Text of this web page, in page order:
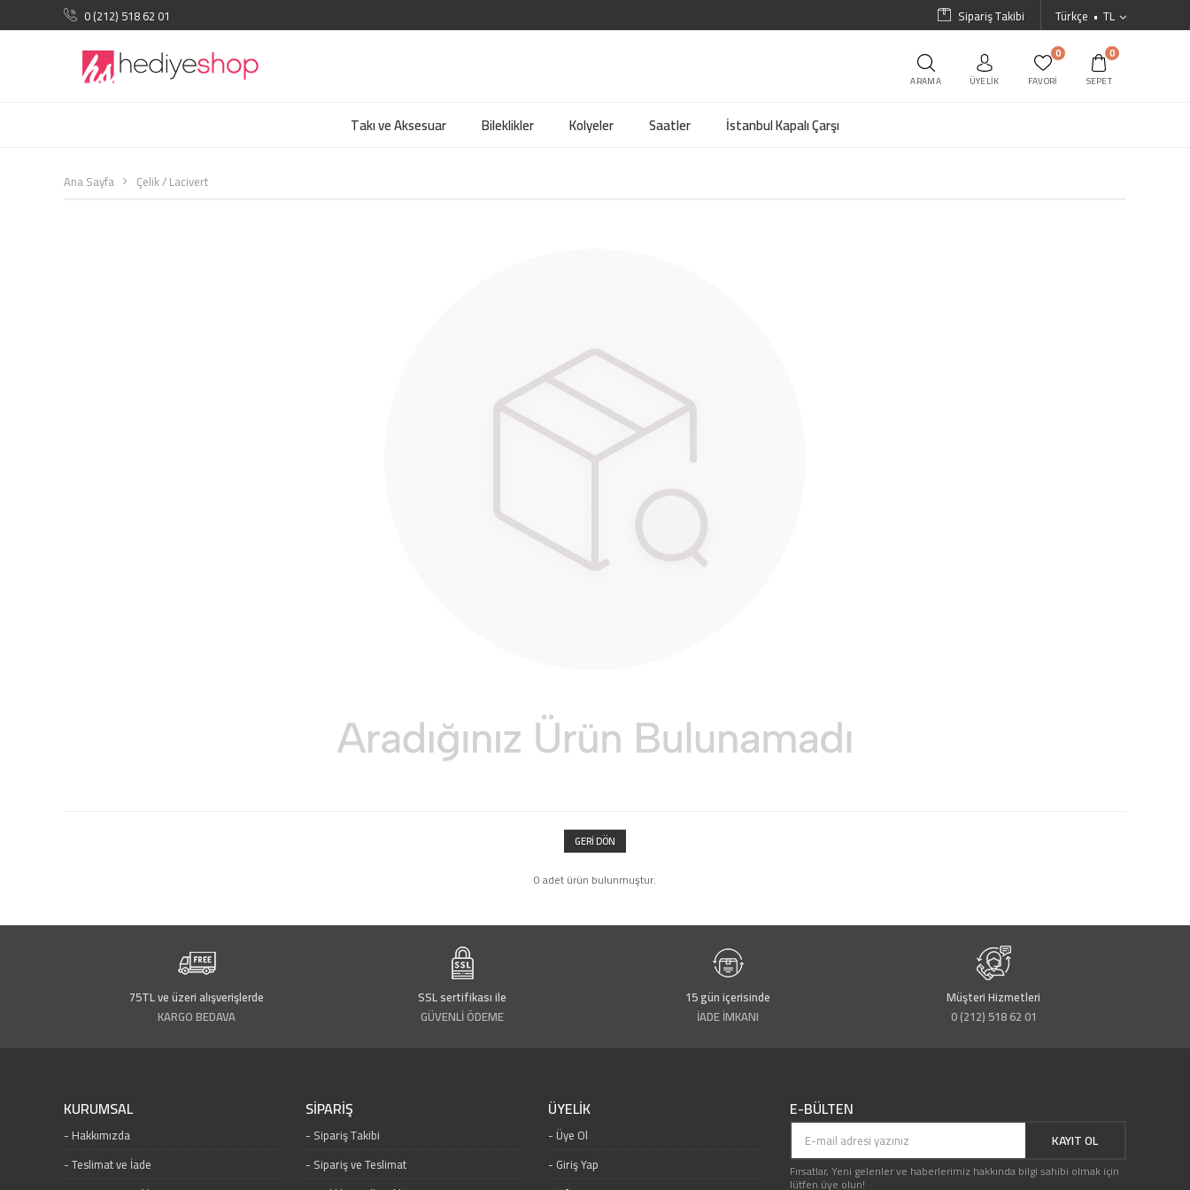
0 (212) 518 62 01 Türkçe TL
Sipariş Takibi
ARAMA ÜYELIK
0
FAVORI
0
SEPET
Takı ve Aksesuar Bileklikler Kolyeler Saatler İstanbul Kapalı Çarşı
Ana Sayfa Çelik / Lacivert
GERI DÖN
0 adet ürün bulunmuştur.
75TL ve üzeri alışverişlerde
KARGO BEDAVA
SSL sertifikası ile
GÜVENLİ ÖDEME
15 gün içerisinde
İADE İMKANI
Müşteri Hizmetleri
0 (212) 518 62 01
KURUMSAL
Hakkımızda
Teslimat ve İade
SİPARİŞ
Sipariş Takibi
Sipariş ve Teslimat
ÜYELİK
Üye Ol
Giriş Yap
E-BÜLTEN
KAYIT OL
Fırsatlar, Yeni gelenler ve haberlerimiz hakkında bilgi sahibi olmak için
lütfen üye olun!